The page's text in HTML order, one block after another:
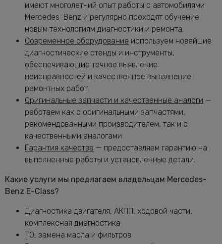
Замена масла в двигателе Мерседес-
Бенц E-Class
от 2240 руб.
Замена масла в раздатке Мерседес-
Бенц E-Class
от 1160 руб.
Замена масляного насоса Мерседес-
Бенц E-Class
Замена масляного фильтра Мерседес-
Бенц E-Class
Замена опоры амортизатора E-Class
от 2760 руб.
Замена переднего сальника
коленвала E-Class
от 7400 руб.
Замена передних амортизаторов
Мерседес-Бенц E-Class
от 3400 руб.
Замена передних тормозных дисков
Мерседес-Бенц E-Class
Замена передних тормозных колодок
Замена подушек двигателя E-Class
от 5000 руб.
Замена подшипника генератора
имеют многолетний опыт работы с автомобилями
Mercedes-Benz и регулярно проходят обучение
новым технологиям диагностики и ремонта.
Современное оборудование используем новейшие
диагностические стенды и инструменты,
обеспечивающие точное выявление
неисправностей и качественное выполнение
ремонтных работ.
Оригинальные запчасти и качественные аналоги —
работаем как с оригинальными запчастями,
рекомендованными производителем, так и с
качественными аналогами
Гарантия качества — предоставляем гарантию на
выполненные работы и установленные детали.
Какие услуги мы предлагаем владельцам Mercedes-
Benz E-Class?
Диагностика двигателя, АКПП, ходовой части,
комплексная диагностика
ТО, замена масла и фильтров